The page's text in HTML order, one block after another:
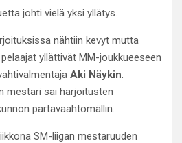
johti vielä yksi yllätys.
nähtiin kevyt mutta
yllättivät MM-joukkueeseen
Aki Näykin.
mestari sai harjoitusten
partavaahtomällin.
SM-liigan mestaruuden